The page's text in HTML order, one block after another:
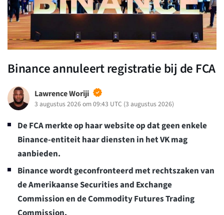
Binance annuleert registratie bij de FCA
Lawrence Woriji
3 augustus 2026 om 09:43 UTC (3 augustus 2026)
De FCA merkte op haar website op dat geen enkele
Binance-entiteit haar diensten in het VK mag
aanbieden.
Binance wordt geconfronteerd met rechtszaken van
de Amerikaanse Securities and Exchange
Commission en de Commodity Futures Trading